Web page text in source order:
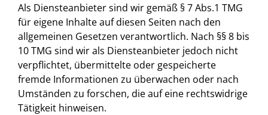
Als Diensteanbieter sind wir gemäß § 7 Abs.1 TMG
für eigene Inhalte auf diesen Seiten nach den
allgemeinen Gesetzen verantwortlich. Nach §§ 8 bis
10 TMG sind wir als Diensteanbieter jedoch nicht
verpflichtet, übermittelte oder gespeicherte
fremde Informationen zu überwachen oder nach
Umständen zu forschen, die auf eine rechtswidrige
Tätigkeit hinweisen.